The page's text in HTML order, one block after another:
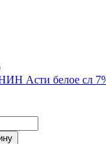
Асти белое сл